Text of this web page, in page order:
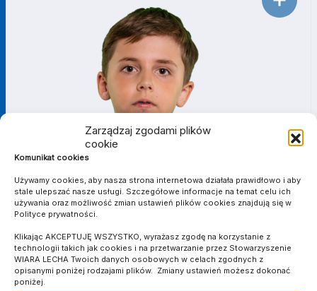
Zarządzaj zgodami plików
cookie
Komunikat cookies
Używamy cookies, aby nasza strona internetowa działała prawidłowo i aby
stale ulepszać nasze usługi. Szczegółowe informacje na temat celu ich
używania oraz możliwość zmian ustawień plików cookies znajdują się w
Polityce prywatności.
Klikając AKCEPTUJĘ WSZYSTKO, wyrażasz zgodę na korzystanie z
technologii takich jak cookies i na przetwarzanie przez Stowarzyszenie
WIARA LECHA Twoich danych osobowych w celach zgodnych z
opisanymi poniżej rodzajami plików. Zmiany ustawień możesz dokonać
poniżej.